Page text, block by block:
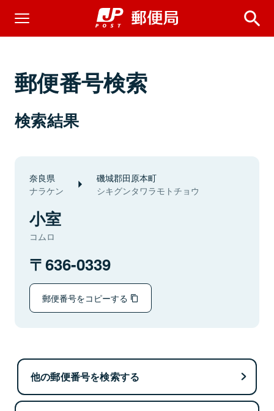
郵便番号検索
検索結果
奈良県
ナラケン
磯城郡田原本町
シキグンタワラモトチョウ
小室
コムロ
636-0339
郵便番号をコピーする
他の郵便番号を検索する